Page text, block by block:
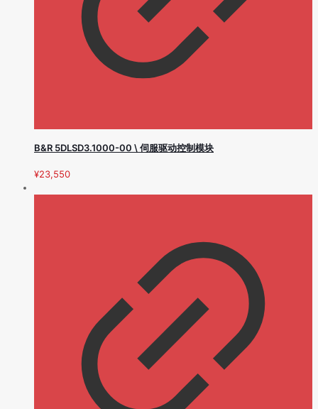
B&R 5DLSD3.1000-00 \ 伺服驱动控制模块
¥23,550